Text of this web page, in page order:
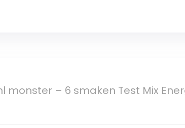
monster – 6 smaken Test Mix